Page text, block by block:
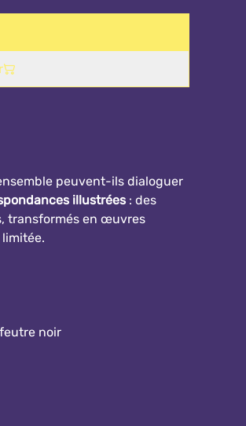
peuvent-ils dialoguer
illustrées : des
transformés en œuvres
noir